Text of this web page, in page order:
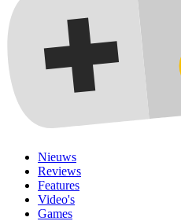
Nieuws
Reviews
Features
Video's
Games